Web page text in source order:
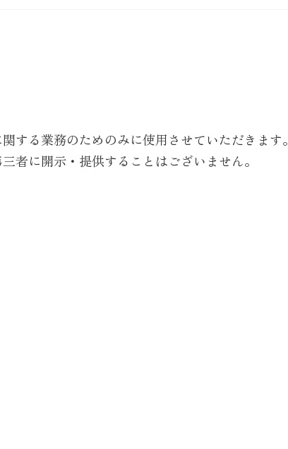
する業務のためのみに使用させていただきます。
者に開示・提供することはございません。